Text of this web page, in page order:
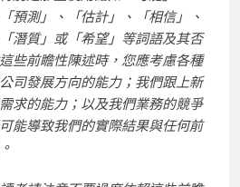
預測」、「估計」、「相信」、
潛質」或「希望」等詞語及其否
些前瞻性陳述時，您應考慮各種
司發展方向的能力；我們跟上新
求的能力；以及我們業務的競爭
能導致我們的實際結果與任何前